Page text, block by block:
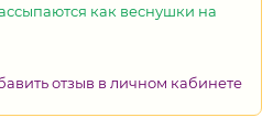
как веснушки на
отзыв в личном кабинете